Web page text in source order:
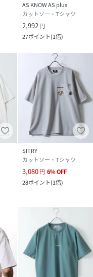
AS KNOW AS plus
カットソー・Tシャツ
2,992円
27ポイント(1倍)
SITRY
カットソー・Tシャツ
3,080円 6%OFF
28ポイント(1倍)